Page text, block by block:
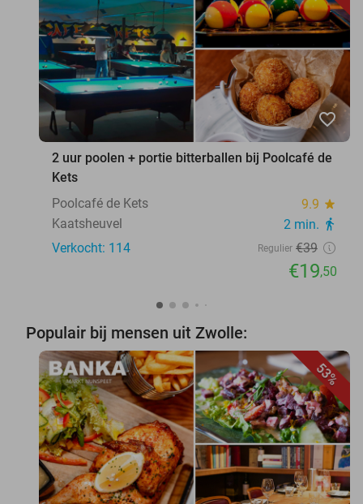
favorite_border
2 uur poolen + portie bitterballen bij Poolcafé de
Kets
Poolcafé de Kets
9.9 star
Kaatsheuvel 2 min. directions_walk
Verkocht: 114 Regulier €39
€19,50
Populair bij mensen uit Zwolle:
53%